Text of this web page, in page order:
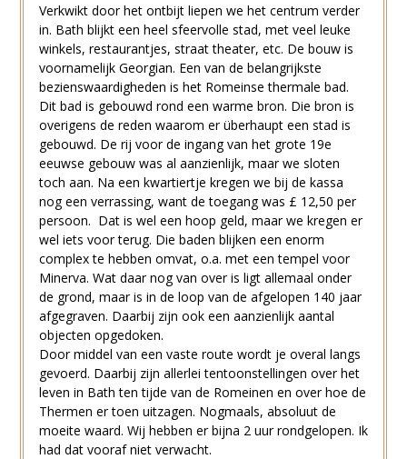
Verkwikt door het ontbijt liepen we het centrum verder
in. Bath blijkt een heel sfeervolle stad, met veel leuke
winkels, restaurantjes, straat theater, etc. De bouw is
voornamelijk Georgian. Een van de belangrijkste
bezienswaardigheden is het Romeinse thermale bad.
Dit bad is gebouwd rond een warme bron. Die bron is
overigens de reden waarom er überhaupt een stad is
gebouwd. De rij voor de ingang van het grote 19e
eeuwse gebouw was al aanzienlijk, maar we sloten
toch aan. Na een kwartiertje kregen we bij de kassa
nog een verrassing, want de toegang was £ 12,50 per
persoon. Dat is wel een hoop geld, maar we kregen er
wel iets voor terug. Die baden blijken een enorm
complex te hebben omvat, o.a. met een tempel voor
Minerva. Wat daar nog van over is ligt allemaal onder
de grond, maar is in de loop van de afgelopen 140 jaar
afgegraven. Daarbij zijn ook een aanzienlijk aantal
objecten opgedoken.
Door middel van een vaste route wordt je overal langs
gevoerd. Daarbij zijn allerlei tentoonstellingen over het
leven in Bath ten tijde van de Romeinen en over hoe de
Thermen er toen uitzagen. Nogmaals, absoluut de
moeite waard. Wij hebben er bijna 2 uur rondgelopen. Ik
had dat vooraf niet verwacht.